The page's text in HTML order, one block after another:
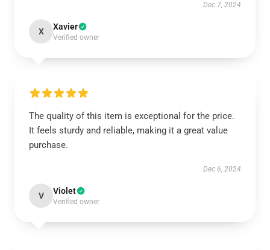
Dec 7, 2024
X Xavier
Verified owner
The quality of this item is exceptional for the price.
It feels sturdy and reliable, making it a great value
purchase.
Dec 6, 2024
V Violet
Verified owner